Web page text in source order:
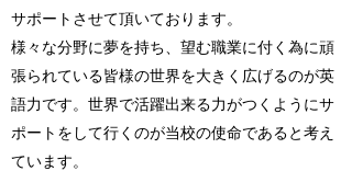
サポートさせて頂いております。
様々な分野に夢を持ち、望む職業に付く為に頑
張られている皆様の世界を大きく広げるのが英
語力です。世界で活躍出来る力がつくようにサ
ポートをして行くのが当校の使命であると考え
ています。